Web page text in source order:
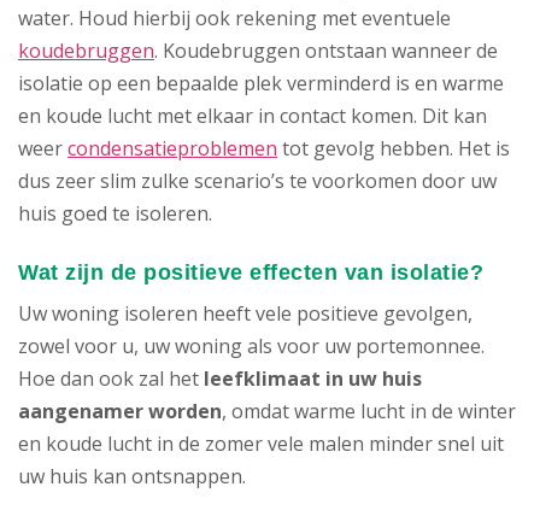
water. Houd hierbij ook rekening met eventuele
koudebruggen. Koudebruggen ontstaan wanneer de
isolatie op een bepaalde plek verminderd is en warme
en koude lucht met elkaar in contact komen. Dit kan
weercondensatieproblemen tot gevolg hebben. Het is
dus zeer slim zulke scenario’s te voorkomen door uw
huis goed te isoleren.
Wat zijn de positieve effecten van isolatie?
Uw woning isoleren heeft vele positieve gevolgen,
zowel voor u, uw woning als voor uw portemonnee.
Hoe dan ook zal het leefklimaat in uw huis
aangenamer worden, omdat warme lucht in de winter
en koude lucht in de zomer vele malen minder snel uit
uw huis kan ontsnappen.